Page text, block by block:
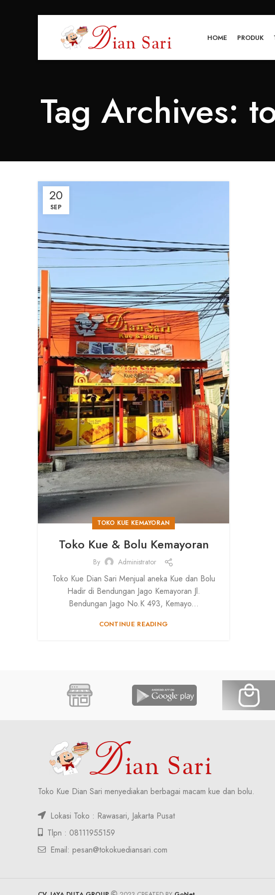
HOME PRODUK
Tag Archives:
20
SEP
TOKO KUE KEMAYORAN
Toko Kue & Bolu Kemayoran
By Administrator
Toko Kue Dian Sari Menjual aneka Kue dan Bolu
Hadir di Bendungan Jago Kemayoran Jl.
Bendungan Jago No.K 493, Kemayo...
CONTINUE READING
Toko Kue Dian Sari menyediakan berbagai macam kue dan bolu.
Lokasi Toko : Rawasari, Jakarta Pusat
Tlpn : 08111955159
Email: pesan@tokokuediansari.com